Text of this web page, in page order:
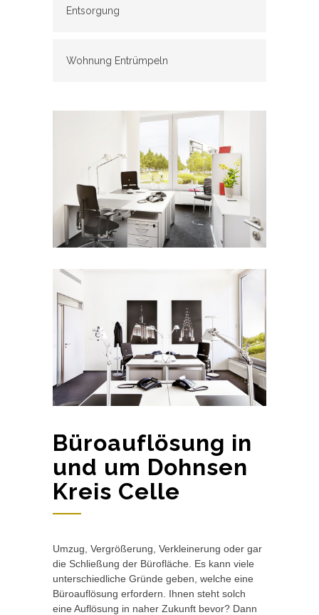
Entsorgung
Wohnung Entrümpeln
Büroauflösung in
und um Dohnsen
Kreis Celle
Umzug, Vergrößerung, Verkleinerung oder gar
die Schließung der Bürofläche. Es kann viele
unterschiedliche Gründe geben, welche eine
Büroauflösung erfordern. Ihnen steht solch
eine Auflösung in naher Zukunft bevor? Dann